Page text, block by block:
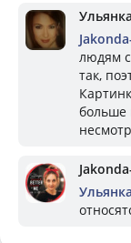
Ульянка
людям
так,
больше
Ульянка